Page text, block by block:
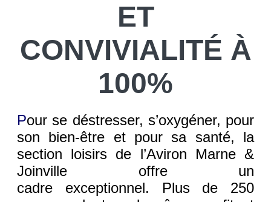
ET
CONVIVIALITÉ À
100%
Pour se déstresser, s’oxygéner, pour
son bien-être et pour sa santé, la
section loisirs de l’Aviron Marne &
Joinville offre un
cadre exceptionnel. Plus de 250